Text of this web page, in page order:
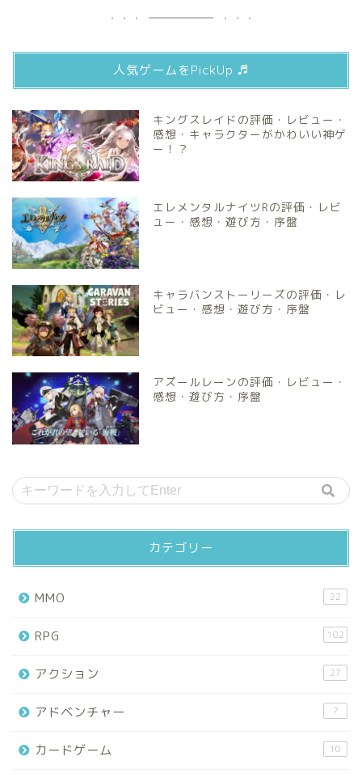
人気ゲームをPickUp ♬
キングスレイドの評価・レビュー・
感想・キャラクターがかわいい神ゲ
ー！？
エレメンタルナイツRの評価・レビ
ュー・感想・遊び方・序盤
キャラバンストーリーズの評価・レ
ビュー・感想・遊び方・序盤
アズールレーンの評価・レビュー・
感想・遊び方・序盤
カテゴリー
MMO 22
RPG 102
アクション 27
アドベンチャー 7
カードゲーム 10